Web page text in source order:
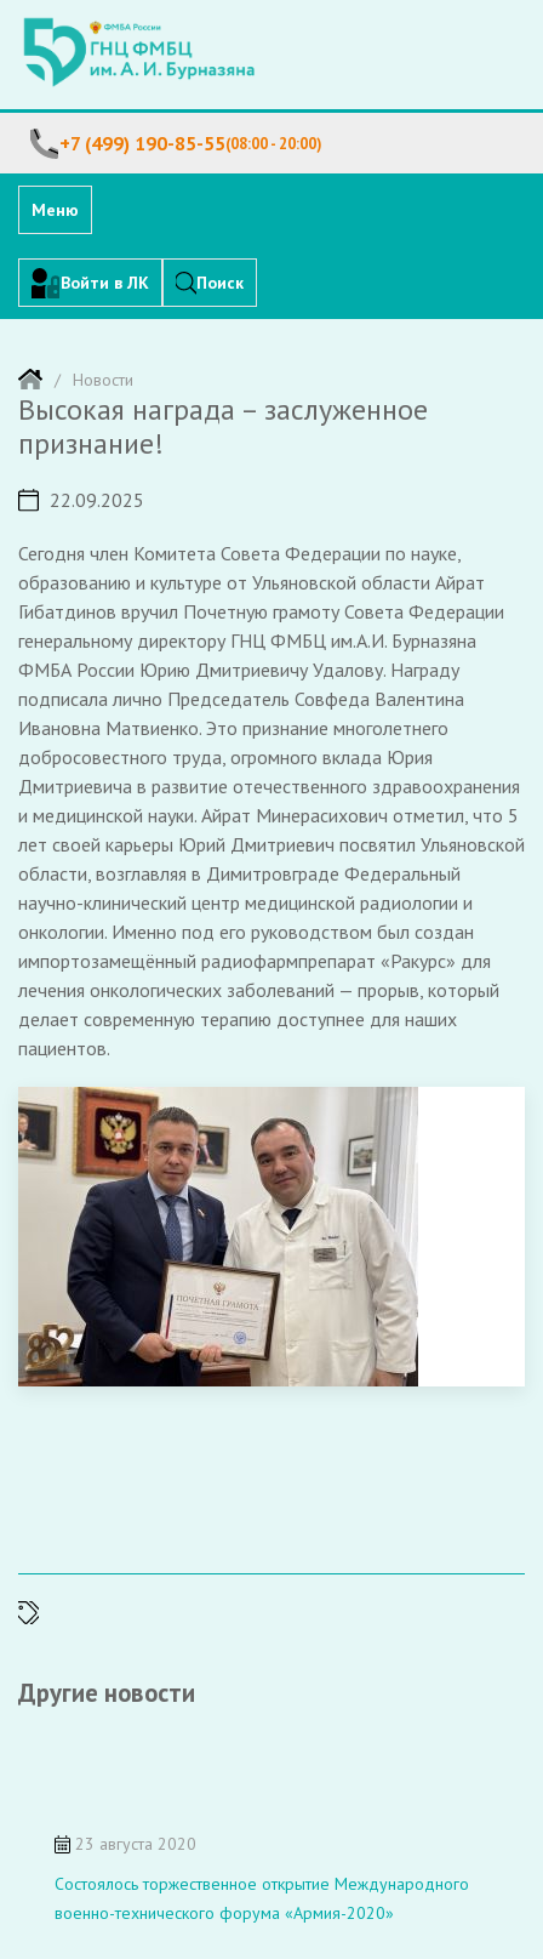
+7 (499) 190-85-55(08:00 - 20:00)
Меню
Войти в ЛК Поиск
Новости
Высокая награда – заслуженное
признание!
22.09.2025
Сегодня член Комитета Совета Федерации по науке,
образованию и культуре от Ульяновской области Айрат
Гибатдинов вручил Почетную грамоту Совета Федерации
генеральному директору ГНЦ ФМБЦ им.А.И. Бурназяна
ФМБА России Юрию Дмитриевичу Удалову. Награду
подписала лично Председатель Совфеда Валентина
Ивановна Матвиенко. Это признание многолетнего
добросовестного труда, огромного вклада Юрия
Дмитриевича в развитие отечественного здравоохранения
и медицинской науки. Айрат Минерасихович отметил, что 5
лет своей карьеры Юрий Дмитриевич посвятил Ульяновской
области, возглавляя в Димитровграде Федеральный
научно-клинический центр медицинской радиологии и
онкологии. Именно под его руководством был создан
импортозамещённый радиофармпрепарат «Ракурс» для
лечения онкологических заболеваний — прорыв, который
делает современную терапию доступнее для наших
пациентов.
Другие новости
23 августа 2020
Состоялось торжественное открытие Международного
военно-технического форума «Армия-2020»